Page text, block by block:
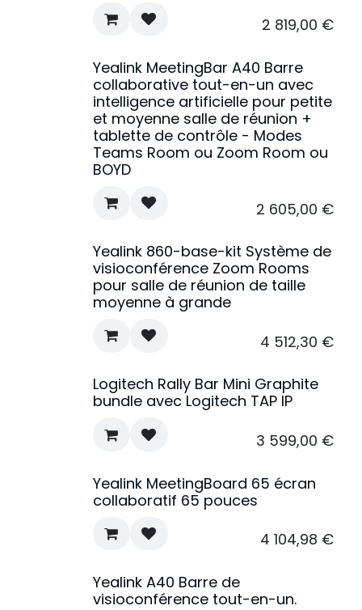
2 819,00 €
Yealink MeetingBar A40 Barre
collaborative tout-en-un avec
intelligence artificielle pour petite
et moyenne salle de réunion +
tablette de contrôle - Modes
Teams Room ou Zoom Room ou
BOYD
2 605,00 €
Yealink 860-base-kit Système de
visioconférence Zoom Rooms
pour salle de réunion de taille
moyenne à grande
4 512,30 €
Logitech Rally Bar Mini Graphite
bundle avec Logitech TAP IP
3 599,00 €
Yealink MeetingBoard 65 écran
collaboratif 65 pouces
4 104,98 €
Yealink A40 Barre de
visioconférence tout-en-un.